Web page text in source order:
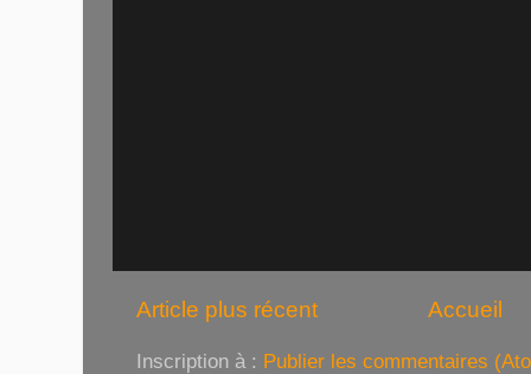
Article plus récent Accueil
Inscription à : Publier les commentaires